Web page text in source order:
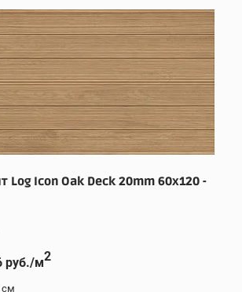
Log Icon Oak Deck 20mm 60x120 -
руб./м2
см